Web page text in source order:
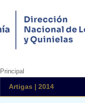
Principal
Artigas | 2014